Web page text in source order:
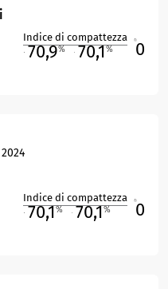
Indice di compattezza
70,9% 70,1% 0
Indice di compattezza
70,1% 70,1% 0